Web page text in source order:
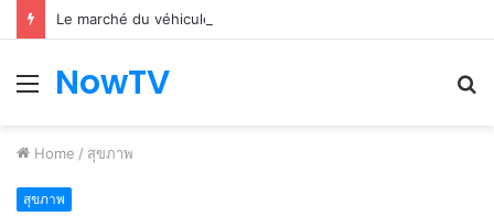
Le marché du véhicule d’occasion en plein essor
Menu
NowTV
Home / สุขภาพ
สุขภาพ